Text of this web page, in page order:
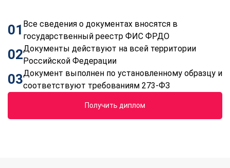
01 Все сведения о документах вносятся в
государственный реестр ФИС ФРДО
02Документы действуют на всей территории
Российской Федерации
03Документ выполнен по установленному образцу и
соответствуют требованиям 273-ФЗ
Получить диплом